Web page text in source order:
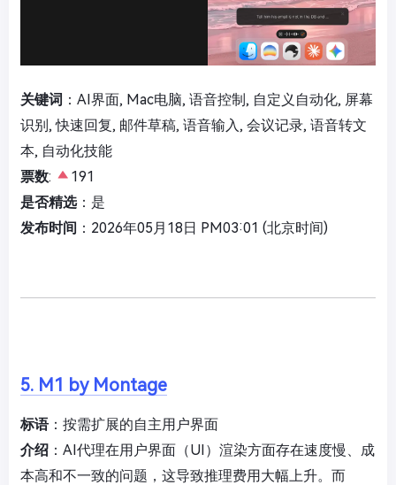
关键词 ：AI界面, Mac电脑, 语音控制, 自定义自动化, 屏幕
识别, 快速回复, 邮件草稿, 语音输入, 会议记录, 语音转文
本, 自动化技能
票数:
191
是否精选：是
发布时间 ：2026年05月18日 PM03:01 (北京时间)
5. M1 by Montage
标语：按需扩展的自主用户界面
介绍 ：AI代理在用户界面（UI）渲染方面存在速度慢、成
本高和不一致的问题，这导致推理费用大幅上升。而